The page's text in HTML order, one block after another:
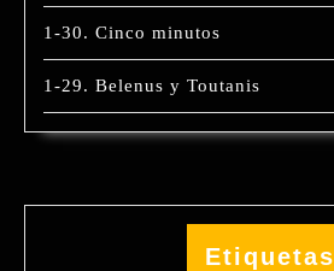
1-30. Cinco minutos
1-29. Belenus y Toutanis
Etiquetas